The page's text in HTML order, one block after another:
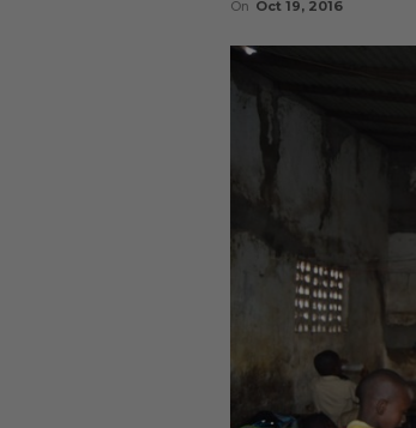
On Oct 19, 2016